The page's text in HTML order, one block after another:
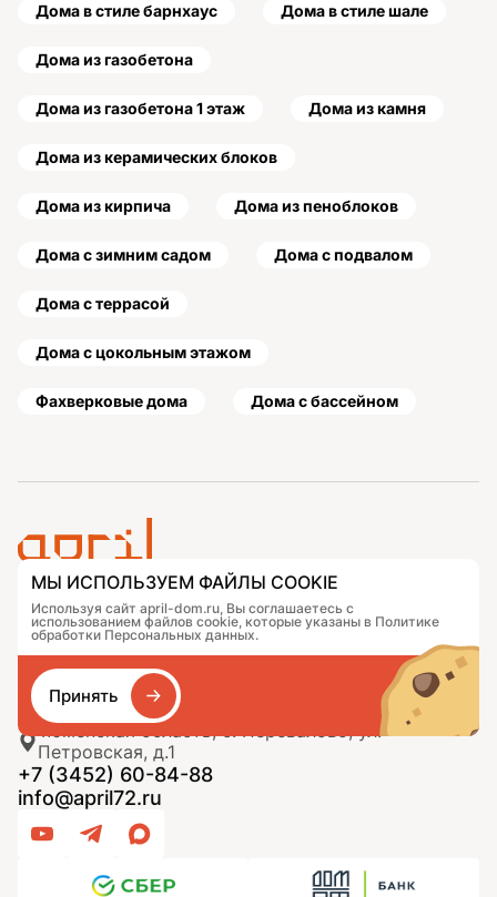
Дома в стиле барнхаус Дома в стиле шале
Дома из газобетона
Дома из газобетона 1 этаж Дома из камня
Дома из керамических блоков
Дома из кирпича Дома из пеноблоков
Дома с зимним садом Дома с подвалом
Дома с террасой
Дома с цокольным этажом
Фахверковые дома Дома с бассейном
Проекты
Подобрать дом
Портфолио
О компании
Сравнение
Контакты
Журнал
Как заказать
Тюменская область, с. Перевалово, ул.
Петровская, д.1
+7 (3452) 60-84-88
info@april72.ru
МЫ ИСПОЛЬЗУЕМ ФАЙЛЫ COOKIE
Используя сайт april-dom.ru, Вы соглашаетесь с
использованием файлов cookie, которые указаны в Политике
обработки Персональных данных.
Принять